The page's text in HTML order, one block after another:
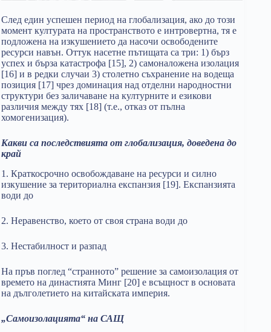
След един успешен период на глобализация, ако до този
момент културата на пространството е интровертна, тя е
подложена на изкушението да насочи освободените
ресурси навън. Оттук насетне пътищата са три: 1) бърз
успех и бърза катастрофа [15], 2) самоналожена изолация
[16] и в редки случаи 3) столетно съхранение на водеща
позиция [17] чрез доминация над отделни народностни
структури без заличаване на културните и езикови
различия между тях [18] (т.е., отказ от пълна
хомогенизация).
Какви са последствията от глобализация, доведена до
край
1. Краткосрочно освобождаване на ресурси и силно
изкушение за териториална експанзия [19]. Експанзията
води до
2. Неравенство, което от своя страна води до
3. Нестабилност и разпад
На пръв поглед “странното” решение за самоизолация от
времето на династията Минг [20] е всъщност в основата
на дълголетието на китайската империя.
„Самоизолацията“ на САЩ